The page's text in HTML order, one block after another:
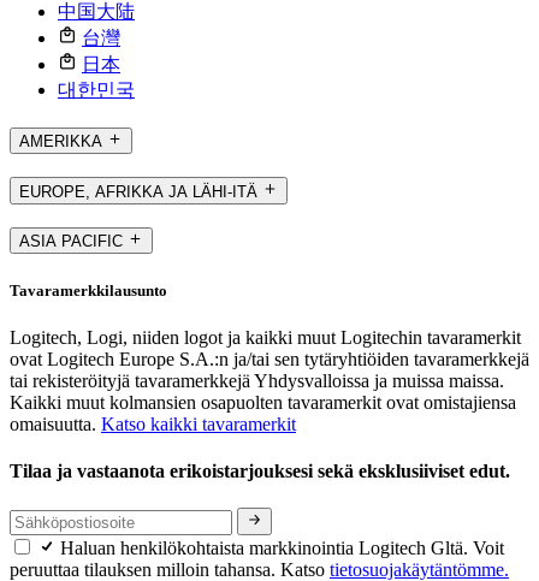
中国大陆
台灣
日本
대한민국
AMERIKKA
EUROPE, AFRIKKA JA LÄHI-ITÄ
ASIA PACIFIC
Tavaramerkkilausunto
Logitech, Logi, niiden logot ja kaikki muut Logitechin tavaramerkit
ovat Logitech Europe S.A.:n ja/tai sen tytäryhtiöiden tavaramerkkejä
tai rekisteröityjä tavaramerkkejä Yhdysvalloissa ja muissa maissa.
Kaikki muut kolmansien osapuolten tavaramerkit ovat omistajiensa
omaisuutta. Katso kaikki tavaramerkit
Tilaa ja vastaanota erikoistarjouksesi sekä eksklusiiviset edut.
Haluan henkilökohtaista markkinointia Logitech Gltä. Voit
peruuttaa tilauksen milloin tahansa. Katso tietosuojakäytäntömme.